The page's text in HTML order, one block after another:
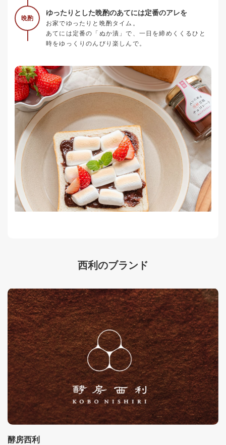
晩酌
ゆったりとした晩酌のあてには定番のアレを
お家でゆったりと晩酌タイム。
あてには定番の「ぬか漬」で、一日を締めくくるひと
時をゆっくりのんびり楽しんで。
西利のブランド
酵房西利